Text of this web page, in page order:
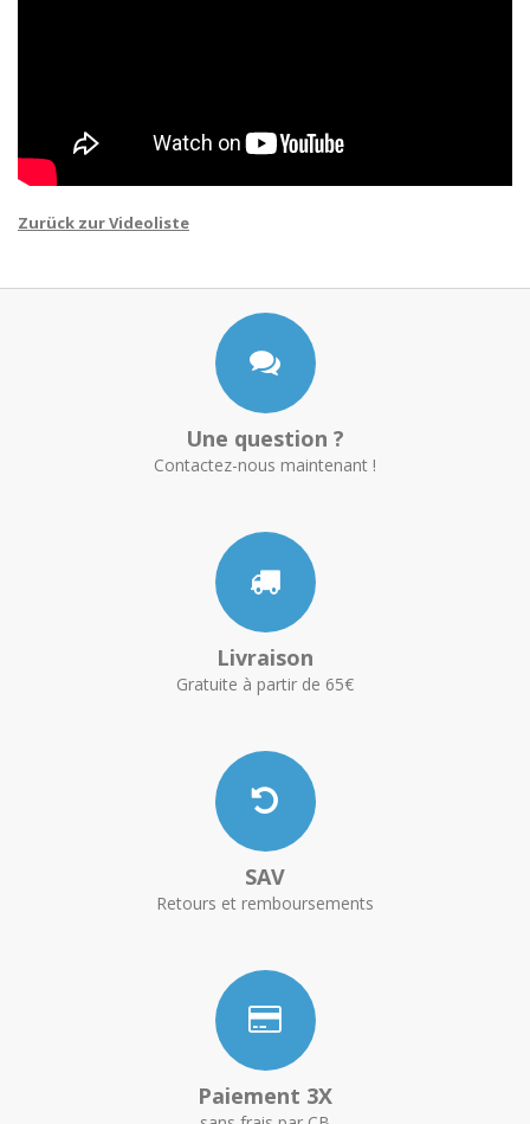
Zurück zur Videoliste
Une question ?
Contactez-nous maintenant !
Livraison
Gratuite à partir de 65€
SAV
Retours et remboursements
Paiement 3X